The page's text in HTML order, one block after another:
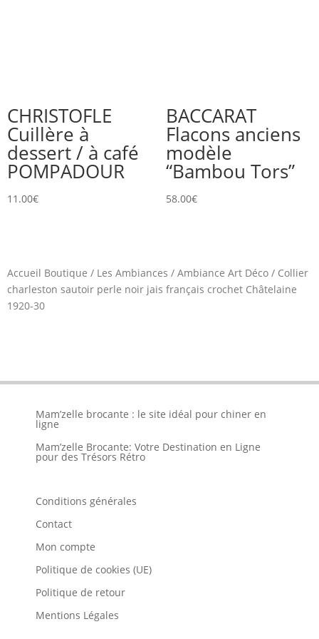
CHRISTOFLE
Cuillère à
dessert / à café
POMPADOUR
11.00€
BACCARAT
Flacons anciens
modèle
“Bambou Tors”
58.00€
Accueil Boutique / Les Ambiances / Ambiance Art Déco / Collier
charleston sautoir perle noir jais français crochet Châtelaine
1920-30
Mam’zelle brocante : le site idéal pour chiner en
ligne
Mam’zelle Brocante: Votre Destination en Ligne
pour des Trésors Rétro
Conditions générales
Contact
Mon compte
Politique de cookies (UE)
Politique de retour
Mentions Légales